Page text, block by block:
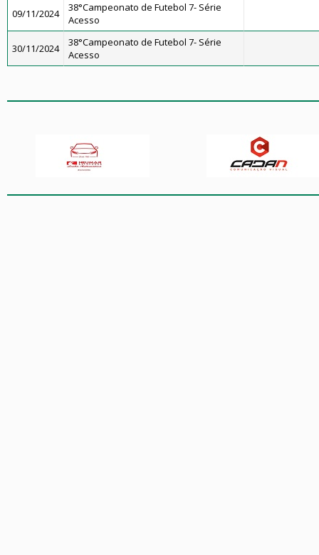
09/11/2024
38°Campeonato de Futebol 7- Série
Acesso
30/11/2024
38°Campeonato de Futebol 7- Série
Acesso